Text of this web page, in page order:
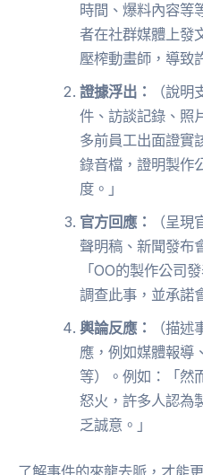
時間、爆料內容等
者在社群媒體上發
壓榨動畫師，導致
證據浮出：
（說
件、訪談記錄、照
多前員工出面證實
錄音檔，證明製作
度。」
官方回應：
（呈
聲明稿、新聞發布
「OO的製作公司
調查此事，並承諾
輿論反應：
（描
應，例如媒體報導
等）。例如：「然
怒火，許多人認為
乏誠意。」
了解事件的來龍去脈，才能